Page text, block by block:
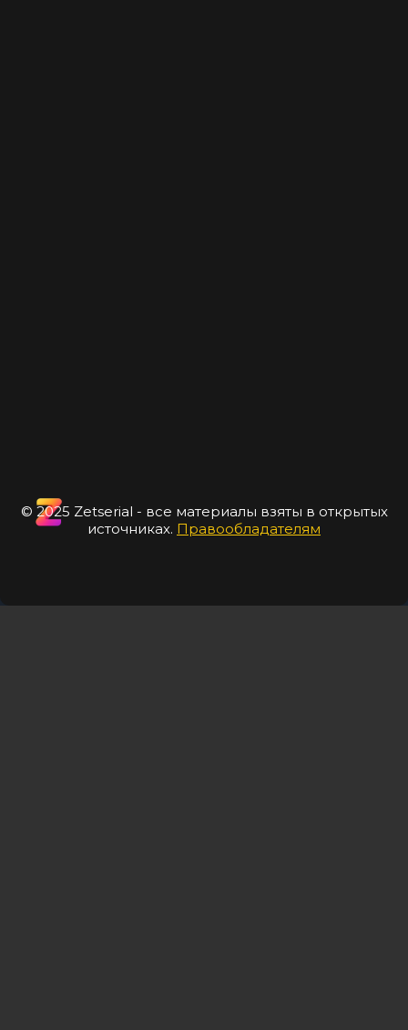
© 2025 Zetserial - все материалы взяты в открытых
источниках. Правообладателям